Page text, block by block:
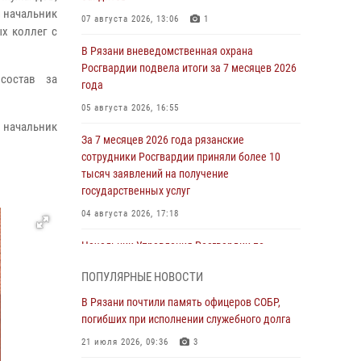
коллег с
за
07 августа 2026, 13:06 1
В Рязани вневедомственная охрана
Росгвардии подвела итоги за 7 месяцев 2026
года
05 августа 2026, 16:55
За 7 месяцев 2026 года рязанские
сотрудники Росгвардии приняли более 10
тысяч заявлений на получение
государственных услуг
04 августа 2026, 17:18
Начальник Управления Росгвардии по
торжественных мероприятиях, приуроченных
ко Дню воздушно-десантных войск
02 августа 2026, 09:04
ПОПУЛЯРНЫЕ НОВОСТИ
В Рязани почтили память офицеров СОБР,
погибших при исполнении служебного долга
21 июля 2026, 09:36 3